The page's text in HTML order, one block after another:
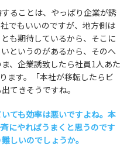
ることは、やっぱり企業が誘
でもいいのですが、地方側は
も期待しているから、そこに
というのがあるから、そのへ
、企業誘致したら社員1人あた
ます。「本社が移転したらビ
てきそうですね。
いても効率は悪いですよね。本
にやればうまくと思うのです
しいのでしょうか。